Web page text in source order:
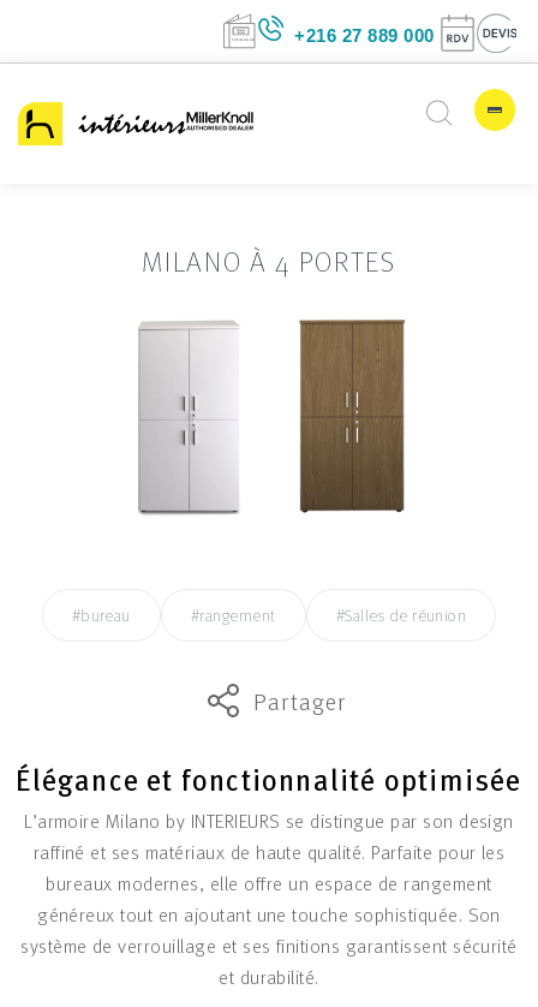
+216 27 889
MILANO À 4 PORTES
#bureau #rangement #Salles de réunion
Partager
Élégance et fonctionnalité optimisée
L’armoire Milano by INTERIEURS se distingue par son design
raffiné et ses matériaux de haute qualité. Parfaite pour les
bureaux modernes, elle offre un espace de rangement
généreux tout en ajoutant une touche sophistiquée. Son
système de verrouillage et ses finitions garantissent sécurité
et durabilité.